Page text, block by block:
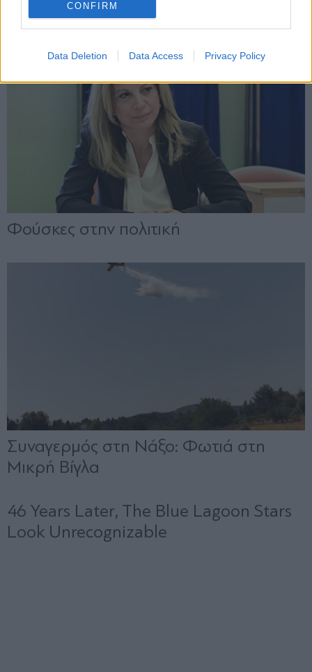
CONFIRM
Data Deletion Data Access Privacy Policy